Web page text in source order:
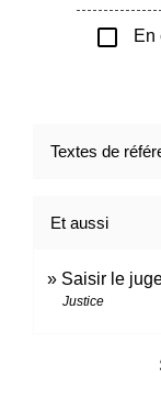
check_box_outline_blank En
Textes de
Et aussi
Saisir le
Justice